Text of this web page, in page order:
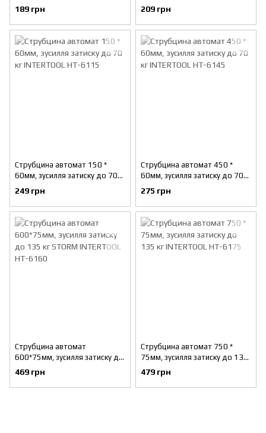
189 грн 209 грн
Струбцина автомат 150 *
60мм, зусилля затиску до 70
кг INTERTOOL HT-6115
249 грн
Струбцина автомат 450 *
60мм, зусилля затиску до 70
кг INTERTOOL HT-6145
275 грн
Струбцина автомат
600*75мм, зусилля затиску до
135 кг STORM INTERTOOL HT-
469 грн
Струбцина автомат 750 *
75мм, зусилля затиску до 135
кг INTERTOOL HT-6175
479 грн